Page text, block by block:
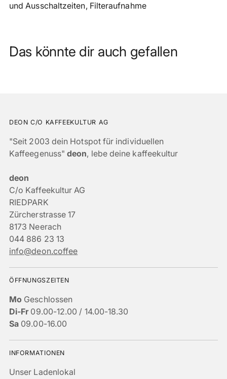
und Ausschaltzeiten, Filteraufnahme
Das könnte dir auch gefallen
DEON C/O KAFFEEKULTUR AG
"Seit 2003 dein Hotspot für individuellen
Kaffeegenuss"deon, lebe deine kaffeekultur
deon
C/o Kaffeekultur AG
RIEDPARK
Zürcherstrasse 17
8173 Neerach
044 886 23 13
info@deon.coffee
ÖFFNUNGSZEITEN
Mo Geschlossen
Di-Fr09.00-12.00 / 14.00-18.30
Sa 09.00-16.00
INFORMATIONEN
Unser Ladenlokal